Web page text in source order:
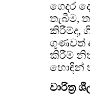
ගෙදර
තැබීම,
කිරීම්ද,
ගුණවත්
කිරීම්
හොඳින්
වාරිත්‍ර